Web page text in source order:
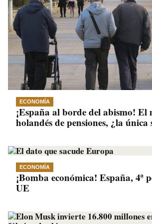
ECONOMÍA
¡España al borde del abismo! El
holandés de pensiones, ¿la única
ECONOMÍA
¡Bomba económica! España, 4ª
UE